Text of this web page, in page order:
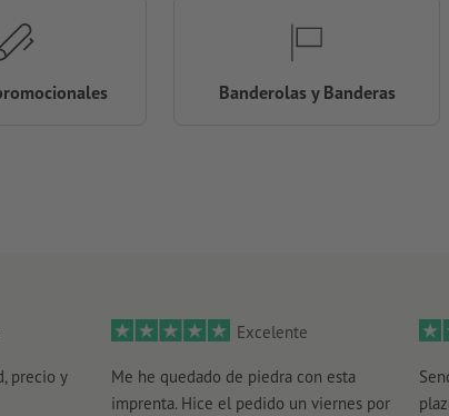
precio y
Excelente
Me he quedado de piedra con esta
imprenta. Hice el pedido un viernes por
Banderolas y Banderas